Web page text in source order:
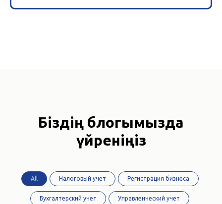
Біздің блогымызда
үйреніңіз
All Налоговый учет Регистрация бизнеса
Бухгалтерский учет Управленческий учет